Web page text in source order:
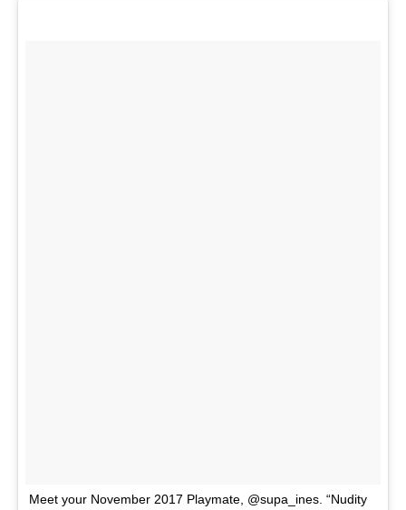
Meet your November 2017 Playmate, @supa_ines. “Nudity